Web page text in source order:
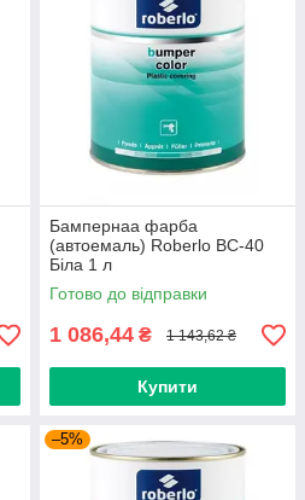
Бампернаа фарба
(автоемаль) Roberlo ВС-40
Біла 1 л
Готово до відправки
1 086,44 ₴ 1 143,62 ₴
Купити
–5%